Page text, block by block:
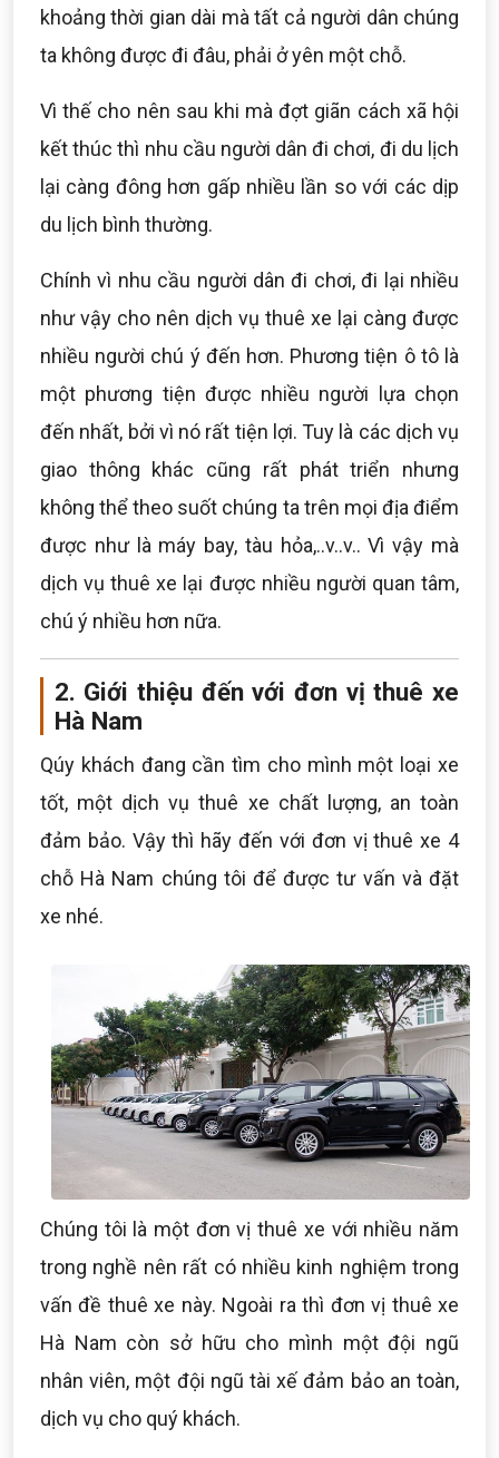
khoảng thời gian dài mà tất cả người dân chúng
ta không được đi đâu, phải ở yên một chỗ.
Vì thế cho nên sau khi mà đợt giãn cách xã hội
kết thúc thì nhu cầu người dân đi chơi, đi du lịch
lại càng đông hơn gấp nhiều lần so với các dịp
du lịch bình thường.
Chính vì nhu cầu người dân đi chơi, đi lại nhiều
như vậy cho nên dịch vụ thuê xe lại càng được
nhiều người chú ý đến hơn. Phương tiện ô tô là
một phương tiện được nhiều người lựa chọn
đến nhất, bởi vì nó rất tiện lợi. Tuy là các dịch vụ
giao thông khác cũng rất phát triển nhưng
không thể theo suốt chúng ta trên mọi địa điểm
được như là máy bay, tàu hỏa,..v..v.. Vì vậy mà
dịch vụ thuê xe lại được nhiều người quan tâm,
chú ý nhiều hơn nữa.
2. Giới thiệu đến với đơn vị thuê xe
Hà Nam
Qúy khách đang cần tìm cho mình một loại xe
tốt, một dịch vụ thuê xe chất lượng, an toàn
đảm bảo. Vậy thì hãy đến với đơn vị thuê xe 4
chỗ Hà Nam chúng tôi để được tư vấn và đặt
xe nhé.
Chúng tôi là một đơn vị thuê xe với nhiều năm
trong nghề nên rất có nhiều kinh nghiệm trong
vấn đề thuê xe này. Ngoài ra thì đơn vị thuê xe
Hà Nam còn sở hữu cho mình một đội ngũ
nhân viên, một đội ngũ tài xế đảm bảo an toàn,
dịch vụ cho quý khách.